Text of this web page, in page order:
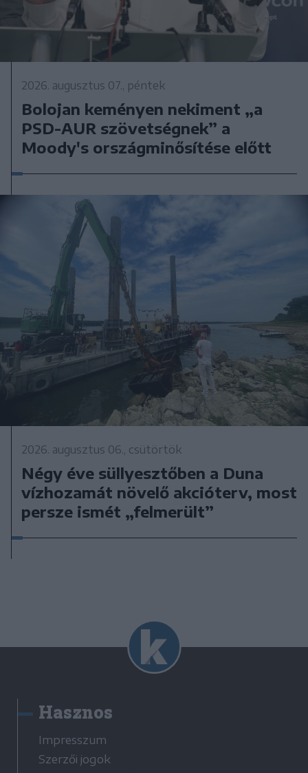
2026. augusztus 07., péntek
Bolojan keményen nekiment „a
PSD-AUR szövetségnek” a
Moody's országminősítése előtt
2026. augusztus 06., csütörtök
Négy éve süllyesztőben a Duna
vízhozamát növelő akcióterv, most
persze ismét „felmerült”
Hasznos
Impresszum
Szerzői jogok